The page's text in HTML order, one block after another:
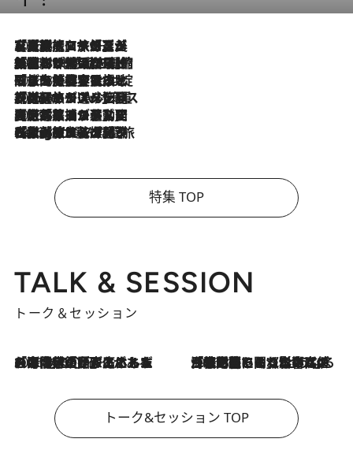
2026.8.7
【厳選旅コスメ】「多機能アイテムがメイン！」旅好き美容エディターが選んだ夏旅ベストコスメを発表【Mサイズジップ】
2026.8.6
「荷物が増えるほど旅ストレスは増す」美容ジャーナリストがたどり着いた最終結論。“化粧品を劇的に減らす”感動の凝縮美容とは
2026.8.6
「旅先には金髪ウィッグを持参」日本と同じメイクでは損してる!? 美容ジャーナリストが提案する“掟破りの旅美容”とは
2026.8.6
【厳選旅コスメ】「身軽さ＆UV対策重視！」ヘアアーティストshucoが選んだ夏旅ベストコスメを発表【Mサイズジップ】
2026.8.5
【厳選旅コスメ】国内をあちこち移動する河井菜摘が選んだ夏旅ベストコスメ発表！「リラックスアイテムはマスト」【Mサイズジップ】
2026.8.4
【厳選旅コスメ】「紫外線＆乾燥対策しながらメイク感も！」ヘア＆メイクGeorgeが選んだ夏旅ベストコスメを発表！【Mサイズジップ】
特集 TOP
TALK & SESSION
トーク＆セッション
2026.8.3
「今後値上げがあるとすれば…」「リスクがあるのは今年の冬」エネルギー専門家が語る、ホルムズ海峡封鎖が家庭にもたらす“ある心配” 2026.8.3
「住宅建てられない…」「サーチャージ料の高値が続いている」ホルムズ海峡封鎖による影響はいつまで続く？《エネルギー専門家に聞く“どうなる日本の暮らし”》
トーク&セッション TOP